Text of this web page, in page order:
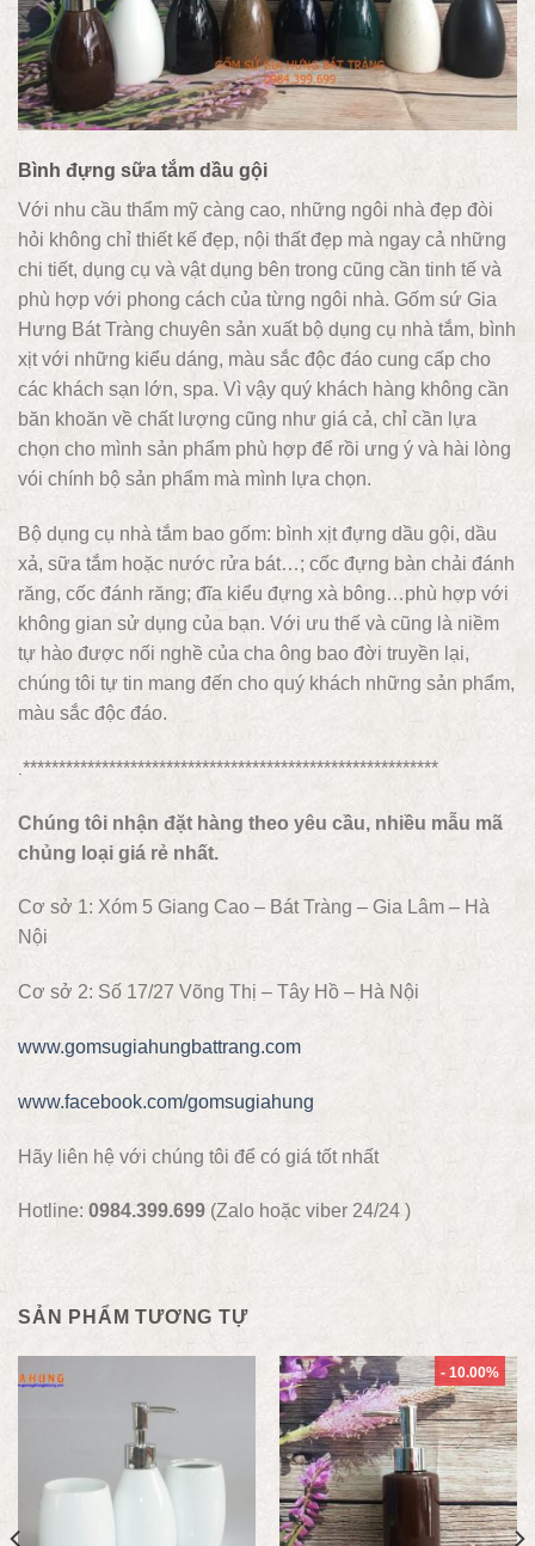
Bình đựng sữa tắm dầu gội
Với nhu cầu thẩm mỹ càng cao, những ngôi nhà đẹp đòi
hỏi không chỉ thiết kế đẹp, nội thất đẹp mà ngay cả những
chi tiết, dụng cụ và vật dụng bên trong cũng cần tinh tế và
phù hợp với phong cách của từng ngôi nhà. Gốm sứ Gia
Hưng Bát Tràng chuyên sản xuất bộ dụng cụ nhà tắm, bình
xịt với những kiểu dáng, màu sắc độc đáo cung cấp cho
các khách sạn lớn, spa. Vì vậy quý khách hàng không cần
băn khoăn về chất lượng cũng như giá cả, chỉ cần lựa
chọn cho mình sản phẩm phù hợp để rồi ưng ý và hài lòng
vói chính bộ sản phẩm mà mình lựa chọn.
Bộ dụng cụ nhà tắm bao gốm: bình xịt đựng dầu gội, dầu
xả, sữa tắm hoặc nước rửa bát…; cốc đựng bàn chải đánh
răng, cốc đánh răng; đĩa kiểu đựng xà bông…phù hợp với
không gian sử dụng của bạn. Với ưu thế và cũng là niềm
tự hào được nối nghề của cha ông bao đời truyền lại,
chúng tôi tự tin mang đến cho quý khách những sản phẩm,
màu sắc độc đáo.
**********************************************************
Chúng tôi nhận đặt hàng theo yêu cầu, nhiều mẫu mã
chủng loại giá rẻ nhất.
Cơ sở 1: Xóm 5 Giang Cao – Bát Tràng – Gia Lâm – Hà
Nội
Cơ sở 2: Số 17/27 Võng Thị – Tây Hồ – Hà Nội
www.gomsugiahungbattrang.com
www.facebook.com/gomsugiahung
Hãy liên hệ với chúng tôi để có giá tốt nhất
Hotline: 0984.399.699 (Zalo hoặc viber 24/24 )
SẢN PHẨM TƯƠNG TỰ
- 10.00%